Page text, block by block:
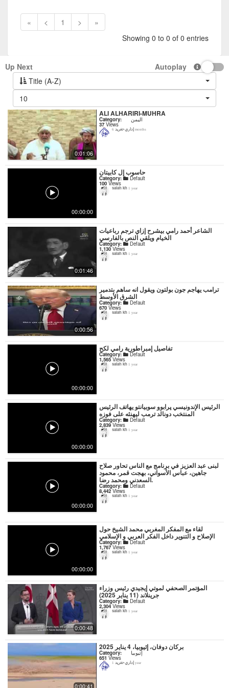
« < 1 >
»
Showing 0 to 0 of 0 entries
Up Next
Autoplay
Title (A-Z)
10
0:01:06
ALI ALHARIRI-MUHRA
Category: اليمن
37Views
إداري-تغريد 6 months
00:00:00
حاسوب إل كابيتان
Category: Default
100 Views
salah kh 1 year
0:01:46
‏الشاعر أحمد رامي بيشرح إزاي ترجم رباعيات
الخيام ويلقي النص بالفارسي
Category: Default
1,130Views
salah kh 1 year
0:00:56
ترامب يهاجم جون بولتون ويقول انه ساهم بتدمير
الشرق الأوسط
Category: Default
670 Views
salah kh 1 year
00:00:00
تفاصيل إمبراطورية رامي لكح
Category: Default
1,565Views
salah kh 1 year
00:00:00
الرئيس الإندونيسي پرابوو سوبيانتو يهاتف الرئيس
المنتخب دونالد ترمب ليهنئه على فوزه
Category: Default
2,839Views
salah kh 1 year
00:00:00
لبنى عبد العزيز في برنامج مع الناس تحاور صلاح
جاهين، عباس الأسواني، بهجت قمر، محمود
السعدني ومحمد رضا.
Category: Default
8,442Views
salah kh 1 year
00:00:00
لقاء مع المفكر المغربي محمد الشيخ حول
الإصلاح و التنوير داخل الفكر العربي و الإسلامي
Category: Default
1,767Views
salah kh 1 year
0:00:48
المؤتمر الصحفي لموتي إيجيدي رئيس وزراء
جرينلاند (11 يناير 2025)
Category: Default
2,304Views
salah kh 1 year
0:00:41
بركان دوفان، إثيوبيا، 4 يناير 2025
Category: إثيوبيا
651 Views
إداري-تغريد 1 year